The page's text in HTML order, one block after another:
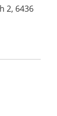
2, 6436